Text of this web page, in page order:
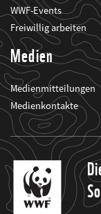
WWF-Events
Freiwillig arbeiten
Medien
Medienmitteilungen
Medienkontakte